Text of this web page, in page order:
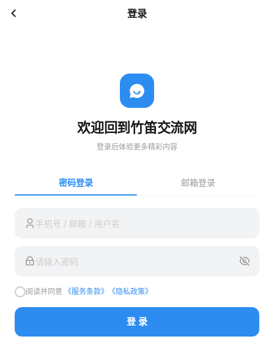
登录
欢迎回到竹笛交流网
登录后体验更多精彩内容
密码登录 邮箱登录
阅读并同意 《服务条款》 《隐私政策》
登 录